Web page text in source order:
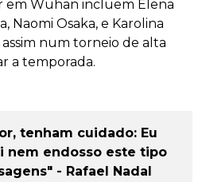
em Wuhan incluem Elena
Naomi Osaka, e Karolina
num torneio de alta
a temporada.
tenham cuidado: Eu
nem endosso este tipo
- Rafael Nadal